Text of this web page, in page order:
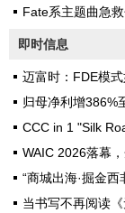
Fate系主题曲急
即时信息
迈富时：FDE模
归母净利增386%至
CCC in 1 "Silk Road
WAIC 2026落幕
“商城出海·掘金西非
当书写不再阅读